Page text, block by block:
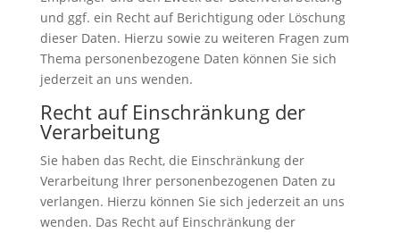
und ggf. ein Recht auf Berichtigung oder Löschung
dieser Daten. Hierzu sowie zu weiteren Fragen zum
Thema personenbezogene Daten können Sie sich
jederzeit an uns wenden.
Recht auf Einschränkung der
Verarbeitung
Sie haben das Recht, die Einschränkung der
Verarbeitung Ihrer personenbezogenen Daten zu
verlangen. Hierzu können Sie sich jederzeit an uns
wenden. Das Recht auf Einschränkung der